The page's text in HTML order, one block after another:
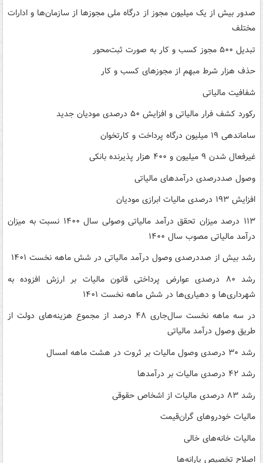
صدور بیش از یک میلیون مجوز از درگاه ملی مجوزها از سازمان‌ها و ادارات
مختلف
تبدیل ۵۰۰ مجوز کسب و کار به صورت ثبت‌محور
حذف هزار شرط مبهم از مجوزهای کسب و کار
شفافیت مالیاتی
رکورد کشف فرار مالیاتی و افزایش ۵۰ درصدی مودیان جدید
ساماندهی ۱۹ میلیون درگاه پرداخت و کارتخوان
غیرفعال شدن ۹ میلیون و ۴۰۰ هزار پذیرنده بانکی
وصول صددرصدی درآمدهای مالیاتی
افزایش ۱۹۳ درصدی مالیات ابرازی مودیان
۱۱۳ درصد میزان تحقق درآمد مالیاتی وصولی سال ۱۴۰۰ نسبت به میزان
درآمد مالیاتی مصوب سال ۱۴۰۰
رشد بیش از صددرصدی وصول درآمد مالیاتی در شش ماهه نخست ۱۴۰۱
رشد ۸۰ درصدی عوارض پرداختی قانون مالیات بر ارزش افزوده به
شهرداری‌ها و دهیاری‌ها در شش ماهه نخست ۱۴۰۱
در سه ماهه نخست سال‌جاری ۴۸ درصد از مجموع هزینه‌های دولت از
طریق وصول درآمد مالیاتی
رشد ۳۰ درصدی وصول مالیات بر ثروت در هشت ماهه امسال
رشد ۴۲ درصدی مالیات بر درآمدها
رشد ۸۳ درصدی مالیات از اشخاص حقوقی
مالیات خودروهای گران‌قیمت
مالیات خانه‌های خالی
اصلاح تخصیص یارانه‌ها